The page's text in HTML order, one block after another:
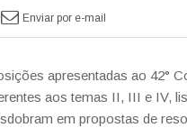
Enviar por e-mail
apresentadas ao 42°
aos temas II, III e IV,
em propostas de